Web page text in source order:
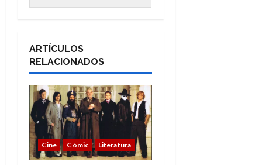
ARTÍCULOS
RELACIONADOS
Cine Cómic Literatura